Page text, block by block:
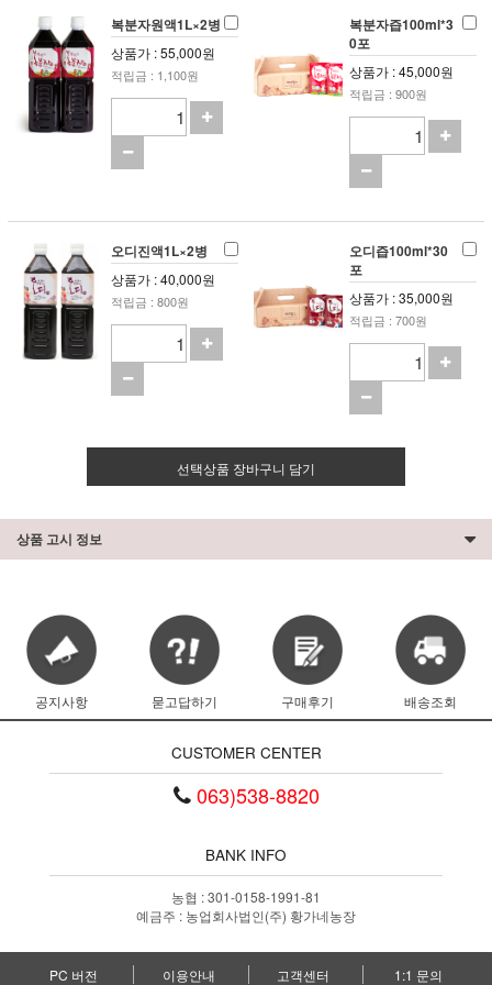
복분자원액1L×2병
상품가 : 55,000원
적립금 : 1,100원
복분자즙100ml*3
0포
상품가 : 45,000원
적립금 : 900원
오디진액1L×2병
상품가 : 40,000원
적립금 : 800원
오디즙100ml*30
포
상품가 : 35,000원
적립금 : 700원
선택상품 장바구니 담기
상품 고시 정보
공지사항 묻고답하기 구매후기 배송조회
CUSTOMER CENTER
063)538-8820
BANK INFO
농협 : 301-0158-1991-81
예금주 : 농업회사법인(주) 황가네농장
PC 버전 이용안내 고객센터 1:1 문의